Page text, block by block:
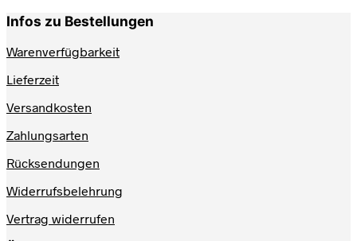
Infos zu Bestellungen
Warenverfügbarkeit
Lieferzeit
Versandkosten
Zahlungsarten
Rücksendungen
Widerrufsbelehrung
Vertrag widerrufen